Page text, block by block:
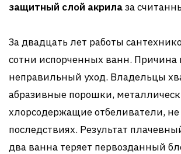
защитный слой акрилаза
За двадцать лет работы
сотни испорченных ванн. Причина
неправильный уход. Владельцы
абразивные порошки,
хлорсодержащие отбеливатели,
последствиях. Результат
два ванна теряет первозданный